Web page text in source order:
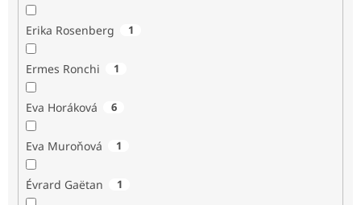
Erika Rosenberg 1
Ermes Ronchi 1
Eva Horáková 6
Eva Muroňová 1
Évrard Gaëtan 1